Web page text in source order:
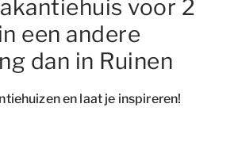
voor 2
een andere
dan in Ruinen
en laat je inspireren!